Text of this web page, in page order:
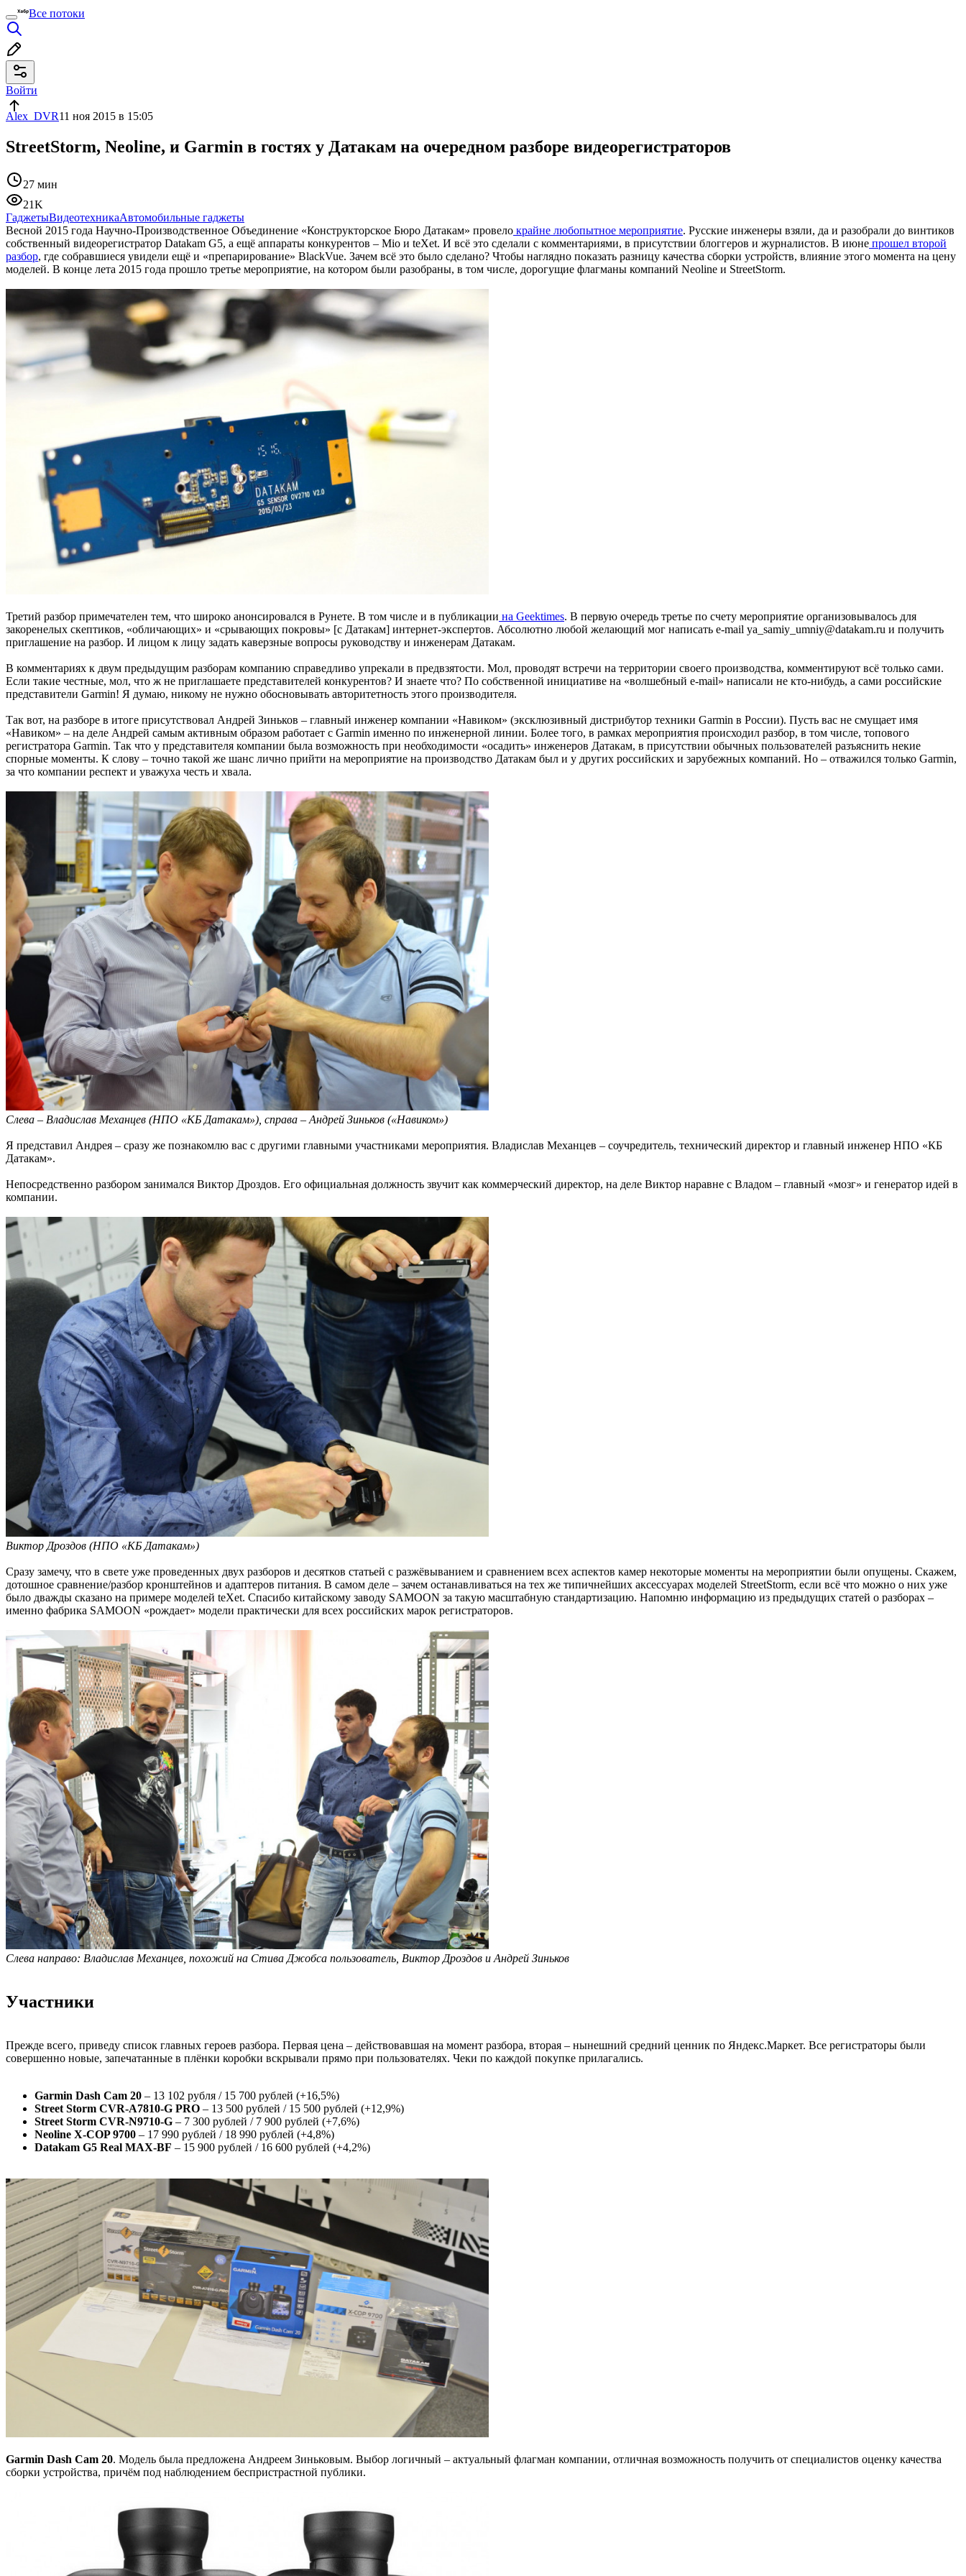
Все потоки
Войти
Alex_DVR11 ноя 2015 в 15:05
StreetStorm, Neoline, и Garmin в гостях у Датакам на очередном разборе видеорегистраторов
27 мин
21K
ГаджетыВидеотехникаАвтомобильные гаджеты
Весной 2015 года Научно-Производственное Объединение «Конструкторское Бюро Датакам» провело крайне любопытное мероприятие. Русские инженеры взяли, да и разобрали до винтиков
собственный видеорегистратор Datakam G5, а ещё аппараты конкурентов – Mio и teXet. И всё это сделали с комментариями, в присутствии блоггеров и журналистов. В июне прошел второй
разбор, где собравшиеся увидели ещё и «препарирование» BlackVue. Зачем всё это было сделано? Чтобы наглядно показать разницу качества сборки устройств, влияние этого момента на цену
моделей. В конце лета 2015 года прошло третье мероприятие, на котором были разобраны, в том числе, дорогущие флагманы компаний Neoline и StreetStorm.
Третий разбор примечателен тем, что широко анонсировался в Рунете. В том числе и в публикации на Geektimes. В первую очередь третье по счету мероприятие организовывалось для
закоренелых скептиков, «обличающих» и «срывающих покровы» [с Датакам] интернет-экспертов. Абсолютно любой желающий мог написать e-mail ya_samiy_umniy@datakam.ru и получить
приглашение на разбор. И лицом к лицу задать каверзные вопросы руководству и инженерам Датакам.
В комментариях к двум предыдущим разборам компанию справедливо упрекали в предвзятости. Мол, проводят встречи на территории своего производства, комментируют всё только сами.
Если такие честные, мол, что ж не приглашаете представителей конкурентов? И знаете что? По собственной инициативе на «волшебный e-mail» написали не кто-нибудь, а сами российские
представители Garmin! Я думаю, никому не нужно обосновывать авторитетность этого производителя.
Так вот, на разборе в итоге присутствовал Андрей Зиньков – главный инженер компании «Навиком» (эксклюзивный дистрибутор техники Garmin в России). Пусть вас не смущает имя
«Навиком» – на деле Андрей самым активным образом работает с Garmin именно по инженерной линии. Более того, в рамках мероприятия происходил разбор, в том числе, топового
регистратора Garmin. Так что у представителя компании была возможность при необходимости «осадить» инженеров Датакам, в присутствии обычных пользователей разъяснить некие
спорные моменты. К слову – точно такой же шанс лично прийти на мероприятие на производство Датакам был и у других российских и зарубежных компаний. Но – отважился только Garmin,
за что компании респект и уважуха честь и хвала.
Слева – Владислав Механцев (НПО «КБ Датакам»), справа – Андрей Зиньков («Навиком»)
Я представил Андрея – сразу же познакомлю вас с другими главными участниками мероприятия. Владислав Механцев – соучредитель, технический директор и главный инженер НПО «КБ
Датакам».
Непосредственно разбором занимался Виктор Дроздов. Его официальная должность звучит как коммерческий директор, на деле Виктор наравне с Владом – главный «мозг» и генератор идей в
компании.
Виктор Дроздов (НПО «КБ Датакам»)
Сразу замечу, что в свете уже проведенных двух разборов и десятков статьей с разжёвыванием и сравнением всех аспектов камер некоторые моменты на мероприятии были опущены. Скажем,
дотошное сравнение/разбор кронштейнов и адаптеров питания. В самом деле – зачем останавливаться на тех же типичнейших аксессуарах моделей StreetStorm, если всё что можно о них уже
было дважды сказано на примере моделей teXet. Спасибо китайскому заводу SAMOON за такую масштабную стандартизацию. Напомню информацию из предыдущих статей о разборах –
именно фабрика SAMOON «рождает» модели практически для всех российских марок регистраторов.
Слева направо: Владислав Механцев, похожий на Стива Джобса пользователь, Виктор Дроздов и Андрей Зиньков
Участники
Прежде всего, приведу список главных героев разбора. Первая цена – действовавшая на момент разбора, вторая – нынешний средний ценник по Яндекс.Маркет. Все регистраторы были
совершенно новые, запечатанные в плёнки коробки вскрывали прямо при пользователях. Чеки по каждой покупке прилагались.
Garmin Dash Cam 20 – 13 102 рубля / 15 700 рублей (+16,5%)
Street Storm CVR-A7810-G PRO – 13 500 рублей / 15 500 рублей (+12,9%)
Street Storm CVR-N9710-G – 7 300 рублей / 7 900 рублей (+7,6%)
Neoline X-COP 9700 – 17 990 рублей / 18 990 рублей (+4,8%)
Datakam G5 Real MAX-BF – 15 900 рублей / 16 600 рублей (+4,2%)
Garmin Dash Cam 20. Модель была предложена Андреем Зиньковым. Выбор логичный – актуальный флагман компании, отличная возможность получить от специалистов оценку качества
сборки устройства, причём под наблюдением беспристрастной публики.